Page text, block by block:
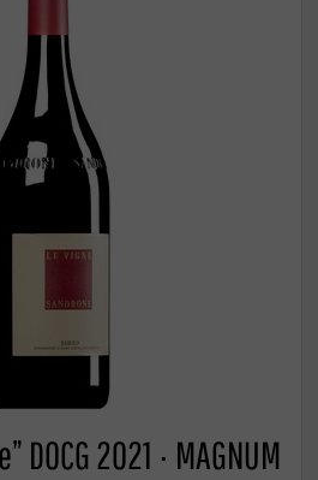
DOCG 2021 · MAGNUM